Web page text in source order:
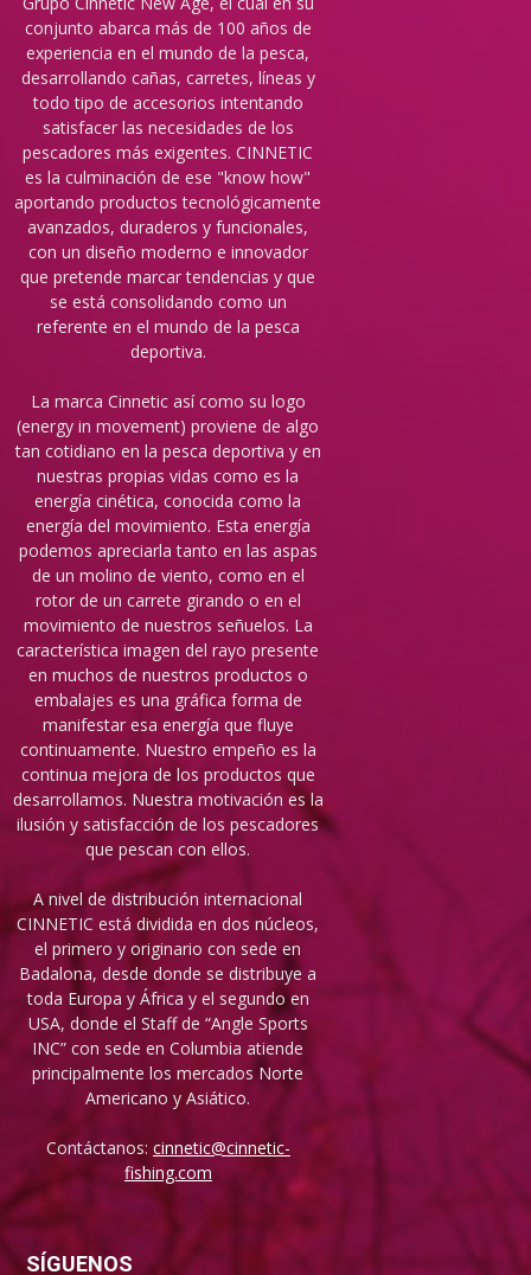
conjunto abarca más de 100 años de
experiencia en el mundo de la pesca,
desarrollando cañas, carretes, líneas y
todo tipo de accesorios intentando
satisfacer las necesidades de los
pescadores más exigentes. CINNETIC
es la culminación de ese "know how"
aportando productos tecnológicamente
avanzados, duraderos y funcionales,
con un diseño moderno e innovador
que pretende marcar tendencias y que
se está consolidando como un
referente en el mundo de la pesca
deportiva.
La marca Cinnetic así como su logo
(energy in movement) proviene de algo
tan cotidiano en la pesca deportiva y en
nuestras propias vidas como es la
energía cinética, conocida como la
energía del movimiento. Esta energía
podemos apreciarla tanto en las aspas
de un molino de viento, como en el
rotor de un carrete girando o en el
movimiento de nuestros señuelos. La
característica imagen del rayo presente
en muchos de nuestros productos o
embalajes es una gráfica forma de
manifestar esa energía que fluye
continuamente. Nuestro empeño es la
continua mejora de los productos que
desarrollamos. Nuestra motivación es la
ilusión y satisfacción de los pescadores
que pescan con ellos.
A nivel de distribución internacional
CINNETIC está dividida en dos núcleos,
el primero y originario con sede en
Badalona, desde donde se distribuye a
toda Europa y África y el segundo en
USA, donde el Staff de “Angle Sports
INC” con sede en Columbia atiende
principalmente los mercados Norte
Americano y Asiático.
Contáctanos: cinnetic@cinnetic-
fishing.com
SÍGUENOS